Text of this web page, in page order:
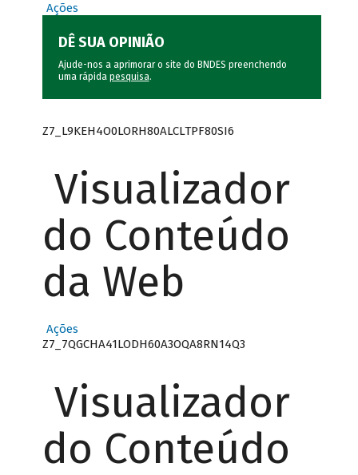
Ações
DÊ SUA OPINIÃO
Ajude-nos a aprimorar o site do BNDES preenchendo
uma rápida pesquisa.
Z7_L9KEH4O0LORH80ALCLTPF80SI6
Visualizador
do Conteúdo
da Web
Ações
Z7_7QGCHA41LODH60A3OQA8RN14Q3
Visualizador
do Conteúdo